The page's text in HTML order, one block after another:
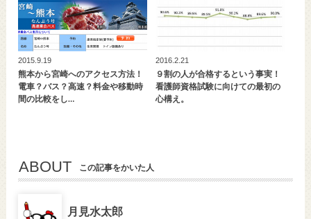
2015.9.19
熊本から宮崎へのアクセス方法！
電車？バス？高速？料金や移動時
間の比較をし…
2016.2.21
９割の人が合格するという事実！
看護師資格試験に向けての最初の
心構え。
ABOUT この記事をかいた人
月見水太郎